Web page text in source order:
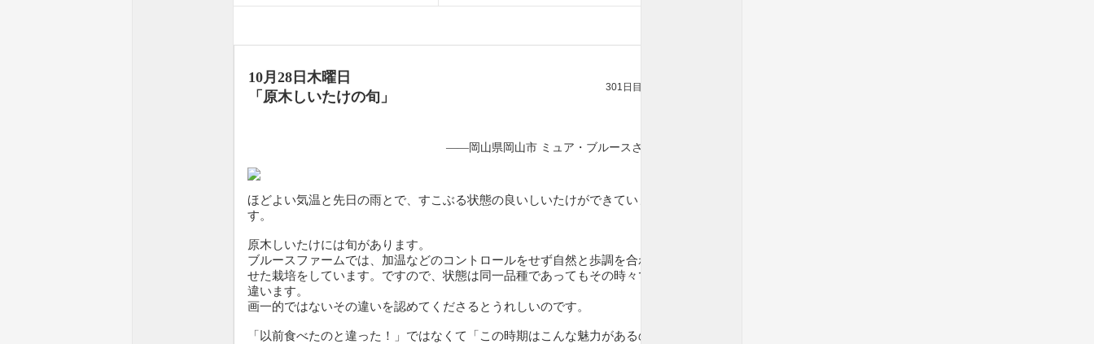
10月28日木曜日
「原木しいたけの旬」
301日目
——岡山県岡山市 ミュア・ブルースさん
ほどよい気温と先日の雨とで、すこぶる状態の良いしいたけができていま
す。
原木しいたけには旬があります。
ブルースファームでは、加温などのコントロールをせず自然と歩調を合わ
せた栽培をしています。ですので、状態は同一品種であってもその時々で
違います。
画一的ではないその違いを認めてくださるとうれしいのです。
「以前食べたのと違った！」ではなくて「この時期はこんな魅力があるの